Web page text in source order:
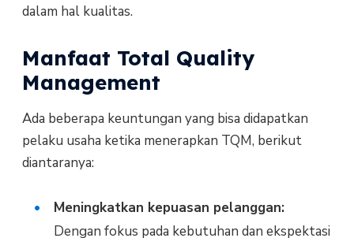
dalam hal kualitas.
Manfaat Total Quality
Management
Ada beberapa keuntungan yang bisa didapatkan
pelaku usaha ketika menerapkan TQM, berikut
diantaranya:
Meningkatkan kepuasan pelanggan:
Dengan fokus pada kebutuhan dan ekspektasi